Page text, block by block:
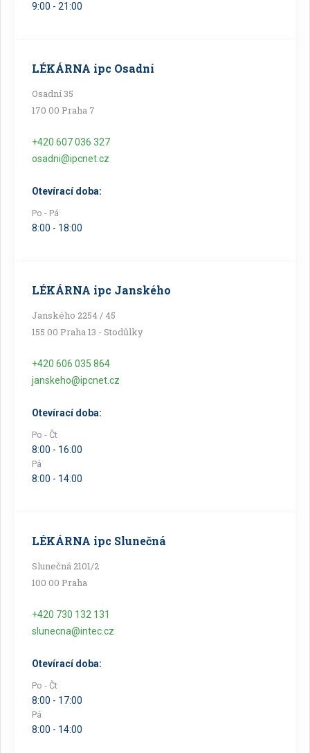
9:00 - 21:00
LÉKÁRNA ipc Osadní
Osadní 35
170 00 Praha 7
+420 607 036 327
osadni@ipcnet.cz
Otevírací doba:
Po - Pá
8:00 - 18:00
LÉKÁRNA ipc Janského
Janského 2254 / 45
155 00 Praha 13 - Stodůlky
+420 606 035 864
janskeho@ipcnet.cz
Otevírací doba:
Po - Čt
8:00 - 16:00
Pá
8:00 - 14:00
LÉKÁRNA ipc Slunečná
Slunečná 2101/2
100 00 Praha
+420 730 132 131
slunecna@intec.cz
Otevírací doba:
Po - Čt
8:00 - 17:00
Pá
8:00 - 14:00